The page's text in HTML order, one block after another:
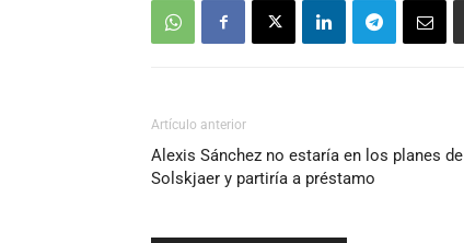
Artículo anterior
Alexis Sánchez no estaría en los planes de
Solskjaer y partiría a préstamo